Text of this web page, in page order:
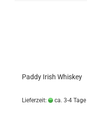
Paddy Irish Whiskey
Lieferzeit: ca. 3-4 Tage